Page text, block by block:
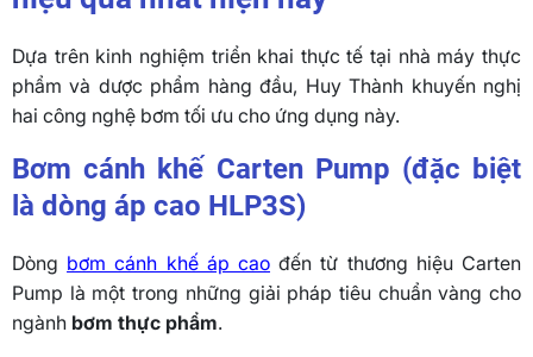
Dựa trên kinh nghiệm triển khai thực tế tại nhà máy thực
phẩm và dược phẩm hàng đầu, Huy Thành khuyến nghị
hai công nghệ bơm tối ưu cho ứng dụng này.
Bơm cánh khế Carten Pump (đặc biệt
là dòng áp cao HLP3S)
Dòng bơm cánh khế áp cao đến từ thương hiệu Carten
Pump là một trong những giải pháp tiêu chuẩn vàng cho
ngành bơm thực phẩm.